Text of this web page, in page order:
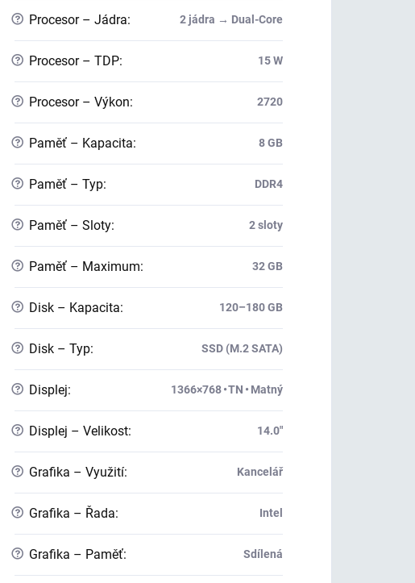
? Procesor – Jádra: 2 jádra → Dual-Core
? Procesor – TDP: 15 W
? Procesor – Výkon: 2720
? Paměť – Kapacita: 8 GB
? Paměť – Typ: DDR4
? Paměť – Sloty: 2 sloty
? Paměť – Maximum: 32 GB
? Disk – Kapacita: 120–180 GB
? Disk – Typ: SSD (M.2 SATA)
? Displej: 1366×768 • TN • Matný
? Displej – Velikost: 14.0"
? Grafika – Využití: Kancelář
? Grafika – Řada: Intel
? Grafika – Paměť: Sdílená